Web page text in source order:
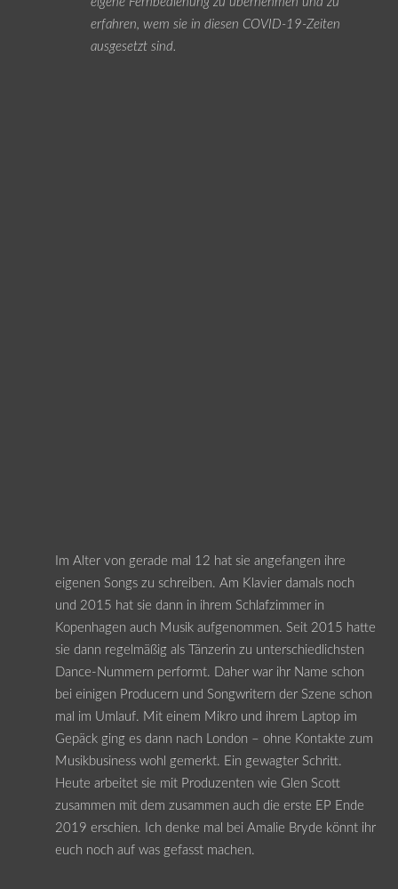
erfahren, wem sie in diesen COVID-19-Zeiten
ausgesetzt sind.
Im Alter von gerade mal 12 hat sie angefangen ihre
eigenen Songs zu schreiben. Am Klavier damals noch
und 2015 hat sie dann in ihrem Schlafzimmer in
Kopenhagen auch Musik aufgenommen. Seit 2015 hatte
sie dann regelmäßig als Tänzerin zu unterschiedlichsten
Dance-Nummern performt. Daher war ihr Name schon
bei einigen Producern und Songwritern der Szene schon
mal im Umlauf. Mit einem Mikro und ihrem Laptop im
Gepäck ging es dann nach London – ohne Kontakte zum
Musikbusiness wohl gemerkt. Ein gewagter Schritt.
Heute arbeitet sie mit Produzenten wie Glen Scott
zusammen mit dem zusammen auch die erste EP Ende
2019 erschien. Ich denke mal bei Amalie Bryde könnt ihr
euch noch auf was gefasst machen.